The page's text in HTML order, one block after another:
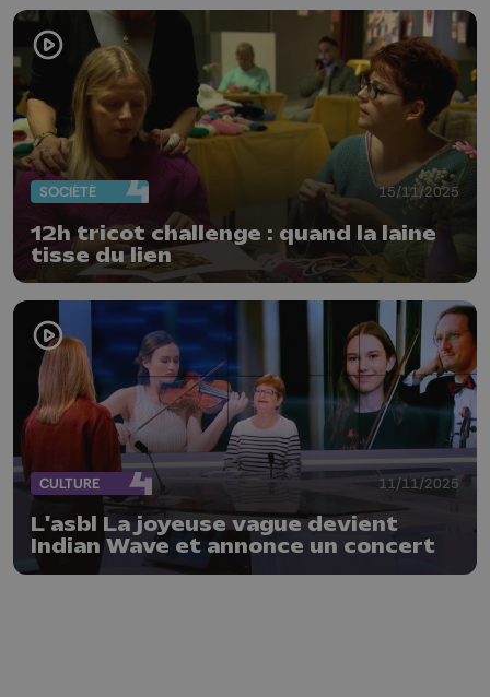
SOCIÉTÉ 15/11/2025
12h tricot challenge : quand la laine
tisse du lien
CULTURE 11/11/2025
L'asbl La joyeuse vague devient
Indian Wave et annonce un concert